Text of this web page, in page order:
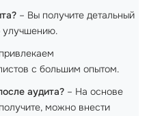
– Вы получите детальный
улучшению.
с большим опытом.
аудита? – На основе
можно внести